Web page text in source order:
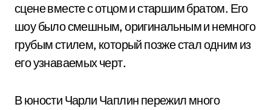
сцене вместе с отцом и старшим братом. Его
шоу было смешным, оригинальным и немного
грубым стилем, который позже стал одним из
его узнаваемых черт.
В юности Чарли Чаплин пережил много